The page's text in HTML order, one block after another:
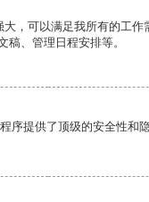
大，可以满足我所有的工作
稿、管理日程安排等。
序提供了顶级的安全性和隐